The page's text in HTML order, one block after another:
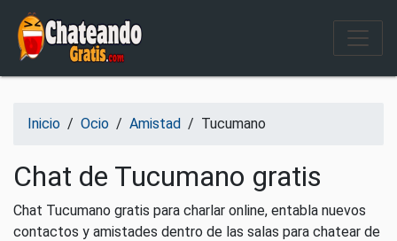
Salir del contenido
Inicio / Ocio / Amistad / Tucumano
Chat de Tucumano gratis
Chat Tucumano gratis para charlar online, entabla nuevos
contactos y amistades dentro de las salas para chatear de